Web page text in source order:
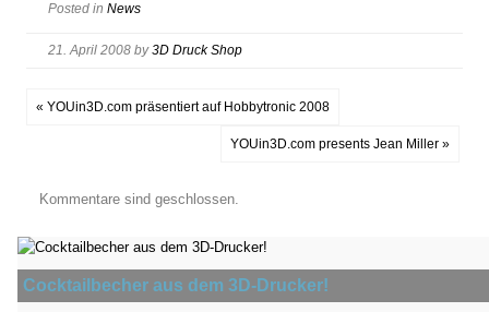
Posted in News
21. April 2008 by3D Druck Shop
« YOUin3D.com präsentiert auf Hobbytronic 2008
YOUin3D.com presents Jean Miller »
Kommentare sind geschlossen.
Cocktailbecher aus dem 3D-Drucker!